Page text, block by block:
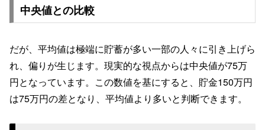
中央値との比較
だが、平均値は極端に貯蓄が多い一部の人々に引き上げら
れ、偏りが生じます。現実的な視点からは中央値が75万
円となっています。この数値を基にすると、貯金150万円
は75万円の差となり、平均値より多いと判断できます。